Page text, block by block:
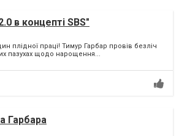
в концепті SBS"
плідної праці! Тимур Гарбар провів безліч
пазухах щодо нарощення...
Гарбара